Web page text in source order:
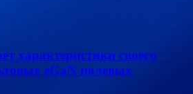
характеристики своего
eGaN полевых